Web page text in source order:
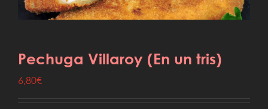
Pechuga Villaroy (En un tris)
6,80€